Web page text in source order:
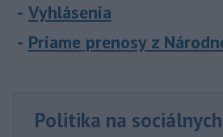
Vyhlásenia
Priame prenosy z
Politika na